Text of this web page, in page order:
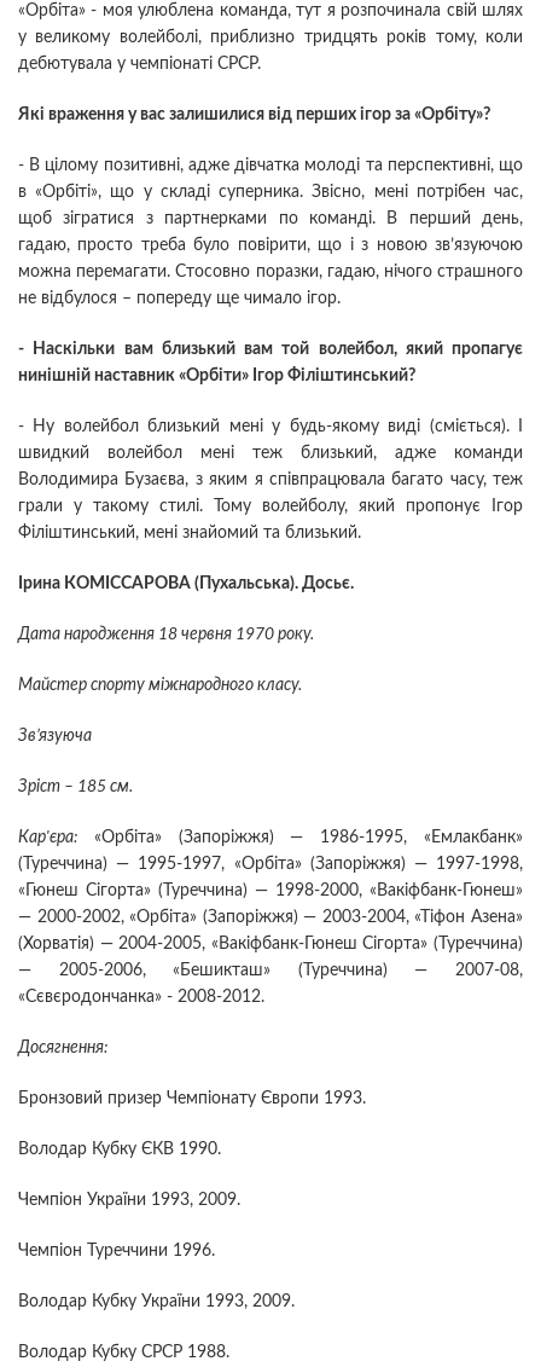
«Орбіта» - моя улюблена команда, тут я розпочинала свій шлях
у великому волейболі, приблизно тридцять років тому, коли
дебютувала у чемпіонаті СРСР.
Які враження у вас залишилися від перших ігор за «Орбіту»?
- В цілому позитивні, адже дівчатка молоді та перспективні, що
в «Орбіті», що у складі суперника. Звісно, мені потрібен час,
щоб зігратися з партнерками по команді. В перший день,
гадаю, просто треба було повірити, що і з новою зв’язуючою
можна перемагати. Стосовно поразки, гадаю, нічого страшного
не відбулося – попереду ще чимало ігор.
- Наскільки вам близький вам той волейбол, який пропагує
нинішній наставник «Орбіти» Ігор Філіштинський?
- Ну волейбол близький мені у будь-якому виді (сміється). І
швидкий волейбол мені теж близький, адже команди
Володимира Бузаєва, з яким я співпрацювала багато часу, теж
грали у такому стилі. Тому волейболу, який пропонує Ігор
Філіштинський, мені знайомий та близький.
Ірина КОМІССАРОВА (Пухальська). Досьє.
Дата народження 18 червня 1970 року.
Майстер спорту міжнародного класу.
Зв’язуюча
Зріст – 185 см.
Кар'єра: «Орбіта» (Запоріжжя) — 1986-1995, «Емлакбанк»
(Туреччина) — 1995-1997, «Орбіта» (Запоріжжя) — 1997-1998,
«Гюнеш Сігорта» (Туреччина) — 1998-2000, «Вакіфбанк-Гюнеш»
— 2000-2002, «Орбіта» (Запоріжжя) — 2003-2004, «Тіфон Азена»
(Хорватія) — 2004-2005, «Вакіфбанк-Гюнеш Сігорта» (Туреччина)
— 2005-2006, «Бешикташ» (Туреччина) — 2007-08,
«Сєвєродончанка» - 2008-2012.
Досягнення:
Бронзовий призер Чемпіонату Європи 1993.
Володар Кубку ЄКВ 1990.
Чемпіон України 1993, 2009.
Чемпіон Туреччини 1996.
Володар Кубку України 1993, 2009.
Володар Кубку СРСР 1988.